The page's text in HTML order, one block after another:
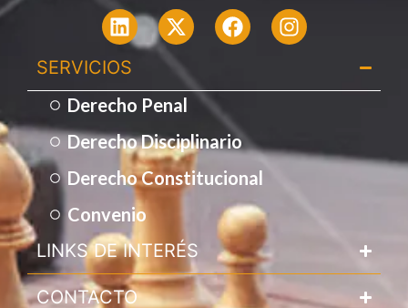
SERVICIOS​
Derecho Penal
Derecho Disciplinario
Derecho Constitucional
Convenio
LINKS DE INTERÉS
CONTACTO​